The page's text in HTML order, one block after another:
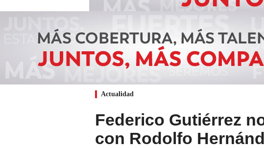
Actualidad
Federico Gutiérrez
con Rodolfo